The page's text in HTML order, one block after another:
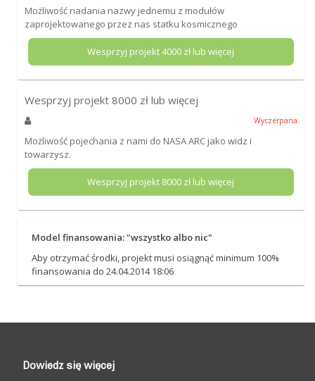
Możliwość nadania nazwy jednemu z modułów
zaprojektowanego przez nas statku kosmicznego
Wesprzyj projekt4000 zł lub więcej
Wesprzyj projekt 8000 zł lub więcej
Wyczerpana
Możliwość pojechania z nami do NASA ARC jako widz i
towarzysz.
Wesprzyj projekt 8000 zł lub więcej
Model finansowania: "wszystko albo nic"
Aby otrzymać środki, projekt musi osiągnąć minimum 100%
finansowania do 24.04.2014 18:06
Dowiedz się więcej